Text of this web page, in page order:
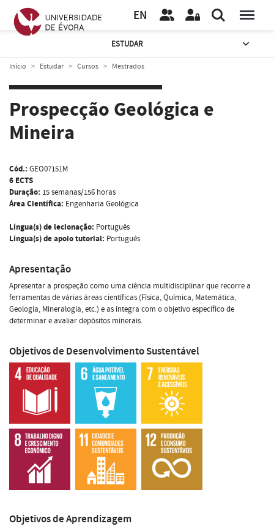
EN
ESTUDAR
Início Estudar Cursos Mestrados
Prospecção Geológica e
Mineira
Cód.: GEO07151M
6 ECTS
Duração: 15 semanas/156 horas
Área Científica: Engenharia Geológica
Língua(s) de lecionação: Português
Língua(s) de apoio tutorial: Português
Apresentação
Apresentar a prospeção como uma ciência multidisciplinar que recorre a
ferramentas de várias áreas científicas (Física, Química, Matemática,
Geologia, Mineralogia, etc.) e as integra com o objetivo específico de
determinar e avaliar depósitos minerais.
Objetivos de Desenvolvimento Sustentável
Objetivos de Aprendizagem